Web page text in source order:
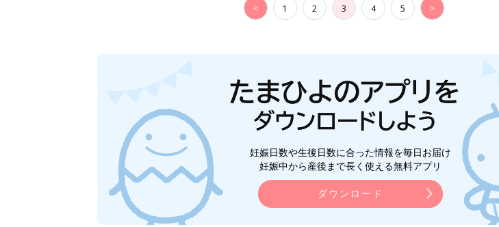
< 1 2 3 4 5 >
妊娠日数や生後日数に合った情報を毎日お届け
妊娠中から産後まで長く使える無料アプリ
ダウンロード